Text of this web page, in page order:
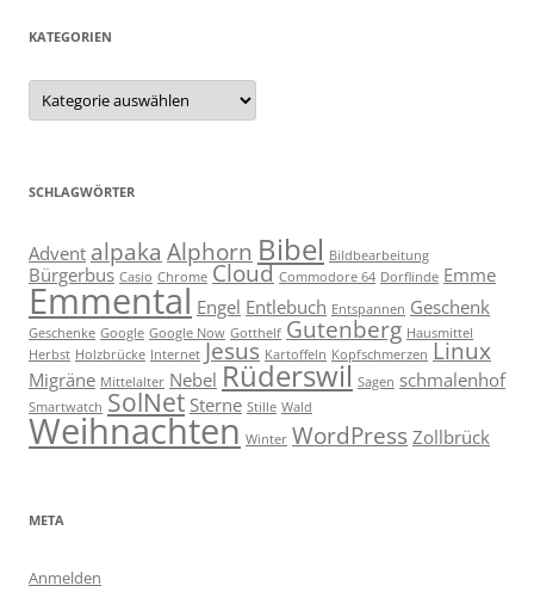
KATEGORIEN
Kategorien
SCHLAGWÖRTER
Advent alpaka Alphorn Bibel Bildbearbeitung
Bürgerbus Casio Chrome Cloud Commodore 64 Dorflinde Emme
Emmental Engel Entlebuch Entspannen Geschenk
Geschenke Google Google Now Gotthelf Gutenberg Hausmittel
Herbst Holzbrücke Internet Jesus Kartoffeln Kopfschmerzen Linux
Migräne Mittelalter Nebel Rüderswil Sagen schmalenhof
Smartwatch SolNet Sterne Stille Wald
Weihnachten Winter WordPress Zollbrück
META
Anmelden